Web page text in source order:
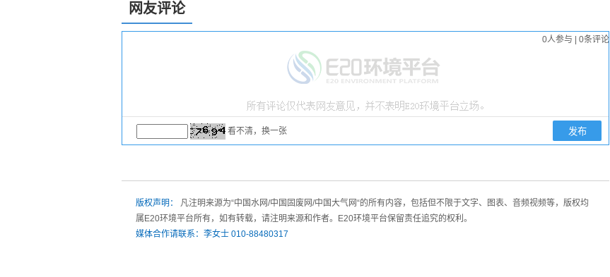
网友评论
0人参与 0条评论
看不清，换一张
版权声明：
凡注明来源为“中国水网/中国固废网/中国大气网“的所有内容，包括但不限于文字、图表、音频视频等，版权均
属E20环境平台所有，如有转载，请注明来源和作者。E20环境平台保留责任追究的权利。
媒体合作请联系：李女士 010-88480317